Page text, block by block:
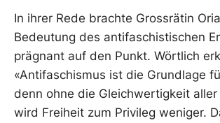
In ihrer Rede brachte Grossrätin
Bedeutung des antifaschistischen
prägnant auf den Punkt. Wörtlich
«Antifaschismus ist die Grundlage
denn ohne die Gleichwertigkeit aller
wird Freiheit zum Privileg weniger.